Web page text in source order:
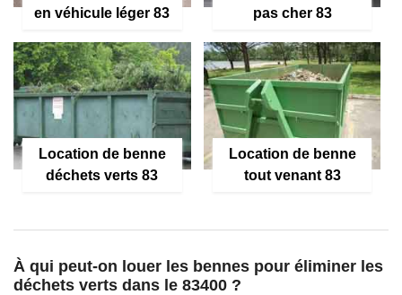
en véhicule léger 83
pas cher 83
Location de benne
déchets verts 83
Location de benne
tout venant 83
À qui peut-on louer les bennes pour éliminer les
déchets verts dans le 83400 ?